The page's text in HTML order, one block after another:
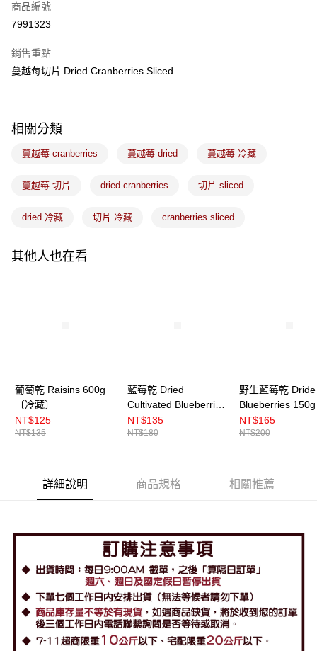
LINE Pay
悠遊付
全盈+PAY
運送方式
每筆NT$200，滿NT$2,500(含以上)免運費
黑貓冷藏宅配-(限重20kg以下)
商品編號
7991323
銷售重點
蔓越莓切片 Dried Cranberries Sliced
相關分類
蔓越莓 cranberries 蔓越莓 dried 蔓越莓 冷藏
蔓越莓 切片 dried cranberries 切片 sliced
dried 冷藏 切片 冷藏 cranberries sliced
其他人也在看
葡萄乾 Raisins 600g
〔冷藏〕
NT$125
NT$135
藍莓乾 Dried
Cultivated Blueberries
150g 〔冷藏〕
NT$135
NT$180
野生藍莓乾
Blueberries
藏〕
NT$165
NT$200
詳細說明 商品規格 相關推薦